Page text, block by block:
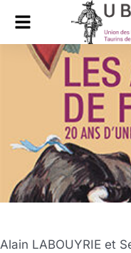
Alain LABOUYRIE et